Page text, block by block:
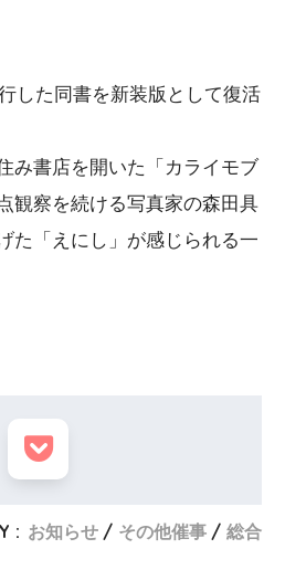
した同書を新装版として復活
み書店を開いた「カライモブ
観察を続ける写真家の森田具
た「えにし」が感じられる一
: お知らせ その他催事 総合